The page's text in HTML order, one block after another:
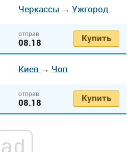
Черкассы → Ужгород
отправ.
08.18 Купить
Киев → Чоп
отправ.
08.18 Купить
ad